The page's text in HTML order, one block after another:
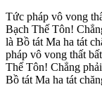
Tức pháp vô vong
Bạch Thế Tôn!
là Bồ tát Ma ha tát
pháp vô vong thất
Thế Tôn! Chẳng
Bồ tát Ma ha tát